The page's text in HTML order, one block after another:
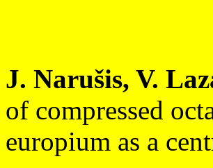
J. Narušis, V.
of compressed
europium as a